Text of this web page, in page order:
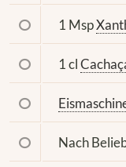
1 Msp
1 cl
Nach